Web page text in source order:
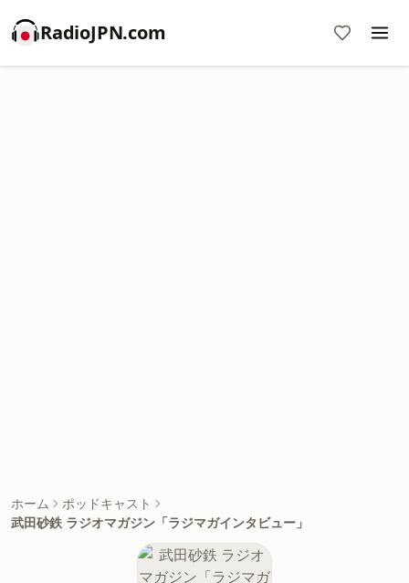
RadioJPN.com
ホーム
ポッドキャスト
武田砂鉄 ラジオマガジン「ラジマガインタビュー」